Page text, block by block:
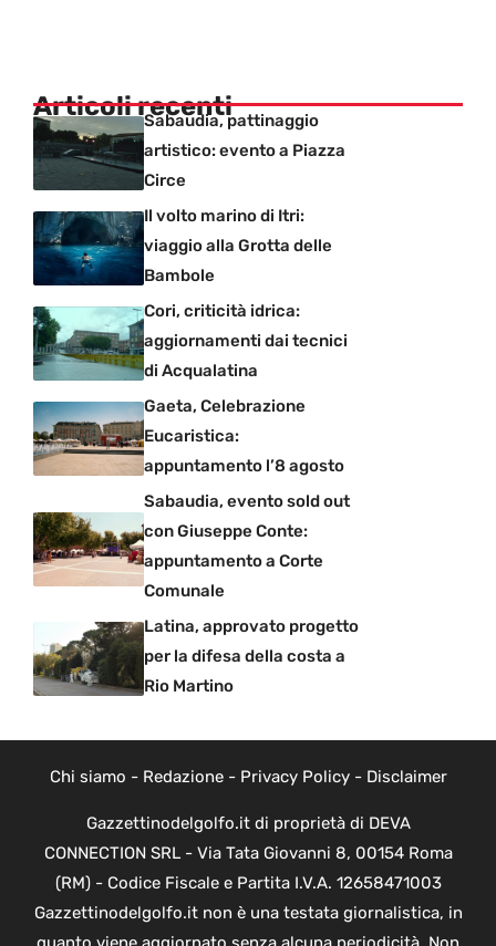
Articoli recentiSabaudia, pattinaggio
artistico: evento a Piazza
Circe
Il volto marino di Itri:
viaggio alla Grotta delle
Bambole
Cori, criticità idrica:
aggiornamenti dai tecnici
di Acqualatina
Gaeta, Celebrazione
Eucaristica:
appuntamento l’8 agosto
Sabaudia, evento sold out
con Giuseppe Conte:
appuntamento a Corte
Comunale
Latina, approvato progetto
per la difesa della costa a
Rio Martino
Chi siamo - Redazione- Privacy Policy- Disclaimer
Gazzettinodelgolfo.it di proprietà di DEVA
CONNECTION SRL - Via Tata Giovanni 8, 00154 Roma
(RM) - Codice Fiscale e Partita I.V.A. 12658471003
Gazzettinodelgolfo.it non è una testata giornalistica, in